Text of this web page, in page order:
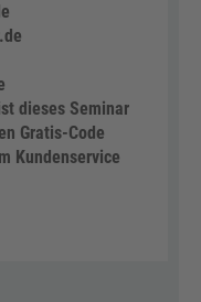
dieses Seminar
Gratis-Code
Kundenservice